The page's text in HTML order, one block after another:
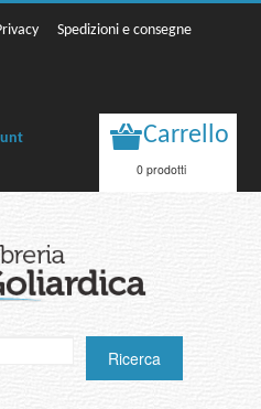
Spedizioni e consegne
Carrello
0 prodotti